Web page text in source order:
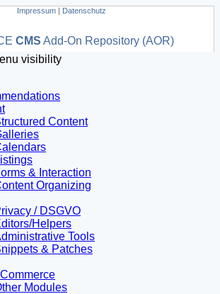
Impressum | Datenschutz
CMS Add-On Repository (AOR)
visibility
Content
& Interaction
Organizing
/ DSGVO
Helpers
Tools
& Patches
Modules